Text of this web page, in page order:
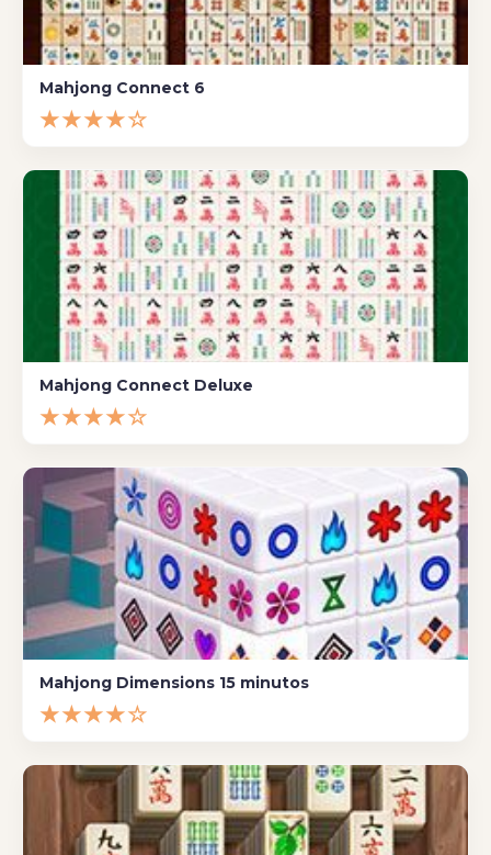
Mahjong Connect 6
★★★★☆
Mahjong Connect Deluxe
★★★★☆
Mahjong Dimensions 15 minutos
★★★★☆